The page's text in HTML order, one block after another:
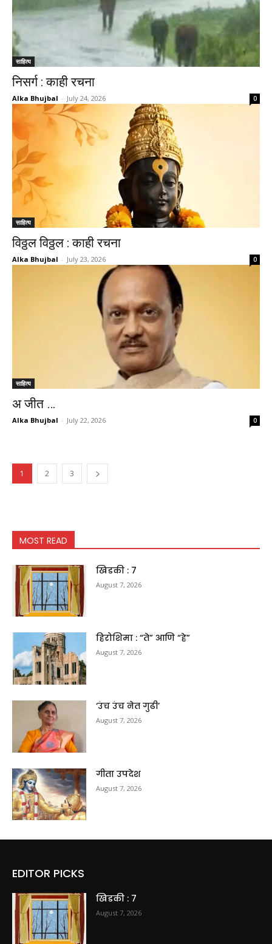
साहित्य
निसर्ग : काही रचना
Alka Bhujbal - July 24, 2026 0
साहित्य
विठ्ठल विठ्ठल : काही रचना
Alka Bhujbal - July 23, 2026 0
साहित्य
अ जीत …
Alka Bhujbal - July 22, 2026 0
1 2 3
MOST READ
खिडकी : 7
August 7, 2026
हिरोशिमा : “ते” आणि “हे”
August 7, 2026
‘उंच उंच नेत गुढी’
August 7, 2026
गीता उपदेश
August 7, 2026
EDITOR PICKS
खिडकी : 7
August 7, 2026